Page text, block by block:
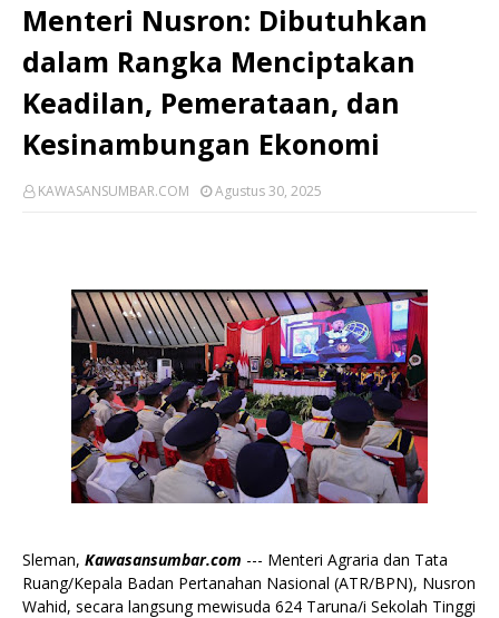
Menteri Nusron: Dibutuhkan
dalam Rangka Menciptakan
Keadilan, Pemerataan, dan
Kesinambungan Ekonomi
KAWASANSUMBAR.COM Agustus 30, 2025
Sleman, Kawasansumbar.com --- Menteri Agraria dan Tata
Ruang/Kepala Badan Pertanahan Nasional (ATR/BPN), Nusron
Wahid, secara langsung mewisuda 624 Taruna/i Sekolah Tinggi